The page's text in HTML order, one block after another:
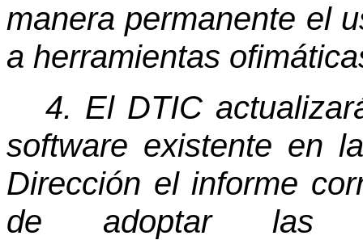
manera permanente el
a herramientas
4. El DTIC
software existente en
Dirección el informe
de adoptar las